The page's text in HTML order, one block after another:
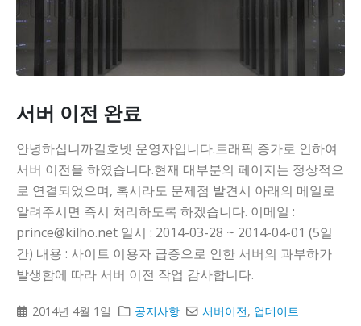
서버 이전 완료
안녕하십니까길호넷 운영자입니다.트래픽 증가로 인하여
서버 이전을 하였습니다.현재 대부분의 페이지는 정상적으
로 연결되었으며, 혹시라도 문제점 발견시 아래의 메일로
알려주시면 즉시 처리하도록 하겠습니다. 이메일 :
prince@kilho.net 일시 : 2014-03-28 ~ 2014-04-01 (5일
간) 내용 : 사이트 이용자 급증으로 인한 서버의 과부하가
발생함에 따라 서버 이전 작업 감사합니다.
2014년 4월 1일 공지사항 서버이전, 업데이트